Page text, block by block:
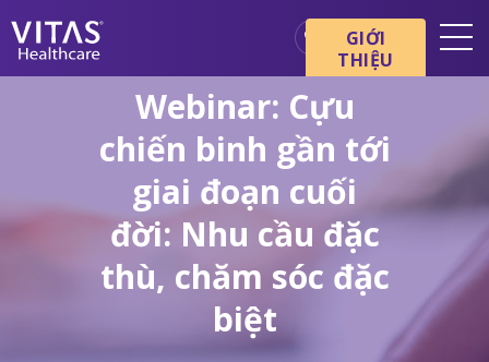
Cơ bản về chăm sóc cuối đời
Chuyên gia chăm sóc sức
khỏe
Gia đình và người chăm sóc
GIỚI
THIỆU
Webinar: Cựu
chiến binh gần tới
giai đoạn cuối
đời: Nhu cầu đặc
thù, chăm sóc đặc
biệt